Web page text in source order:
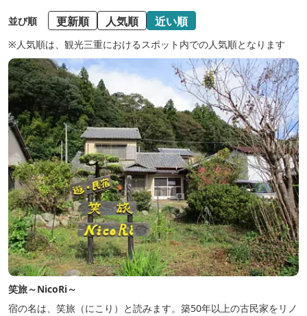
並び順 更新順 人気順 近い順
※人気順は、観光三重におけるスポット内での人気順となります
笑旅～NicoRi～
宿の名は、笑旅（にこり）と読みます。築50年以上の古民家をリノ